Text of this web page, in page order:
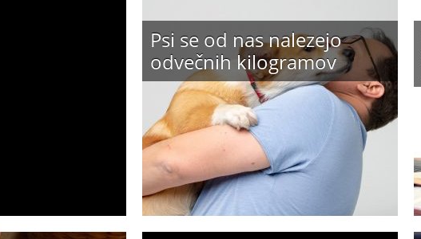
Psi se od nas nalezejo
odvečnih kilogramov